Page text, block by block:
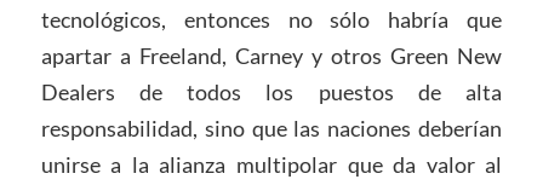
tecnológicos, entonces no sólo habría que
apartar a Freeland, Carney y otros Green New
Dealers de todos los puestos de alta
responsabilidad, sino que las naciones deberían
unirse a la alianza multipolar que da valor al